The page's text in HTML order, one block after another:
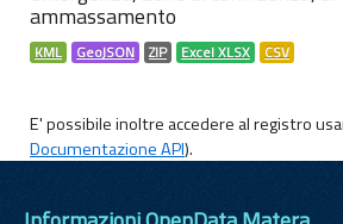
ammassamento
KML GeoJSON ZIP Excel XLSX CSV
E' possibile inoltre accedere al registro
Documentazione API).